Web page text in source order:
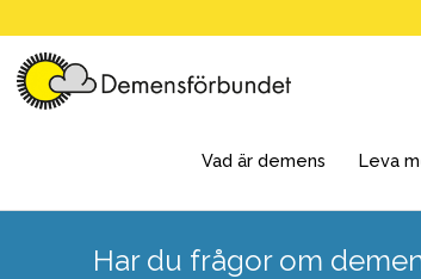
to
content
Vad är demens Leva
Har du frågor om